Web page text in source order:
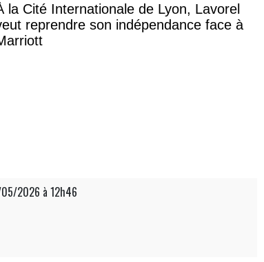
la Cité Internationale de Lyon, Lavorel
reprendre son indépendance face à
2026 à 12h46